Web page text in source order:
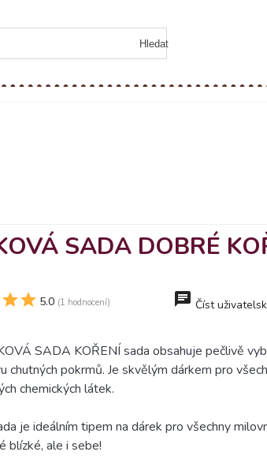
Hledat
SADA DOBRÉ
5.0 (1 hodnocení) Číst
SADA KOŘENÍ sada obsahuje pečlivě
chutných pokrmů. Je skvělým dárkem pro
chemických látek.
je ideálním tipem na dárek pro všechny
blízké, ale i sebe!